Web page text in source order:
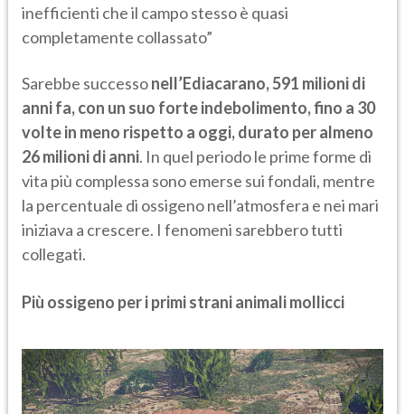
inefficienti che il campo stesso è quasi
completamente collassato”
Sarebbe successonell’Ediacarano, 591 milioni di
anni fa, con un suo forte indebolimento, fino a 30
volte in meno rispetto a oggi, durato per almeno
26 milioni di anni. In quel periodo le prime forme di
vita più complessa sono emerse sui fondali, mentre
la percentuale di ossigeno nell’atmosfera e nei mari
iniziava a crescere. I fenomeni sarebbero tutti
collegati.
Più ossigeno per i primi strani animali mollicci